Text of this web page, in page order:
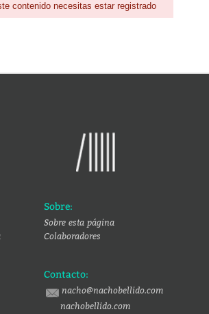
contenido necesitas estar registrado
Sobre:
Sobre esta página
Colaboradores
Contacto:
nacho@nachobellido.com
nachobellido.com